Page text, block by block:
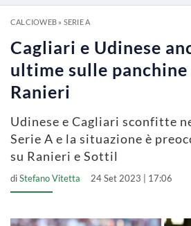
CALCIOWEB» SERIE A
Cagliari e Udinese
ultime sulle
Ranieri
Udinese e Cagliari sconfitte
Serie A e la situazione è
su Ranieri e Sottil
diStefano Vitetta 24 Set 2023 | 17:06